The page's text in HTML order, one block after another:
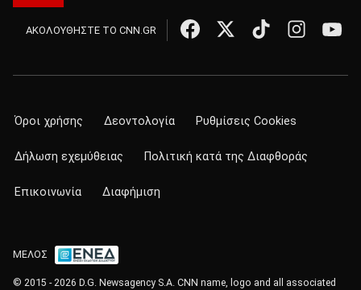
ΑΚΟΛΟΥΘΗΣΤΕ ΤΟ CNN.GR
Όροι χρήσης Δεοντολογία Ρυθμίσεις Cookies
Δήλωση εχεμύθειας Πολιτική κατά της Διαφθοράς
Επικοινωνία Διαφήμιση
ΜΕΛΟΣ
© 2015 - 2026 D.G. Newsagency S.A. CNN name, logo and all associated